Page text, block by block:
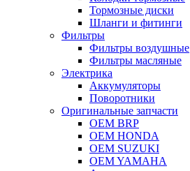
Тормозные диски
Шланги и фитинги
Фильтры
Фильтры воздушные
Фильтры масляные
Электрика
Аккумуляторы
Поворотники
Оригинальные запчасти
OEM BRP
OEM HONDA
OEM SUZUKI
OEM YAMAHA